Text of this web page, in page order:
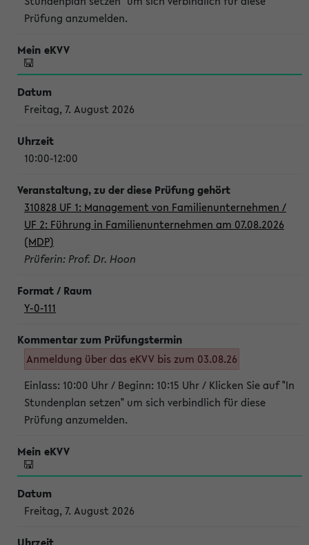
Prüfung anzumelden.
Freitag, 7. August 2026
10:00-12:00
310828 UF 1: Management von Familienunternehmen /
UF 2: Führung in Familienunternehmen am 07.08.2026
(MDP)
Prüferin: Prof. Dr. Hoon
Y-0-111
Anmeldung über das eKVV bis zum 03.08.26
Einlass: 10:00 Uhr / Beginn: 10:15 Uhr / Klicken Sie auf "In
Stundenplan setzen" um sich verbindlich für diese
Prüfung anzumelden.
Freitag, 7. August 2026